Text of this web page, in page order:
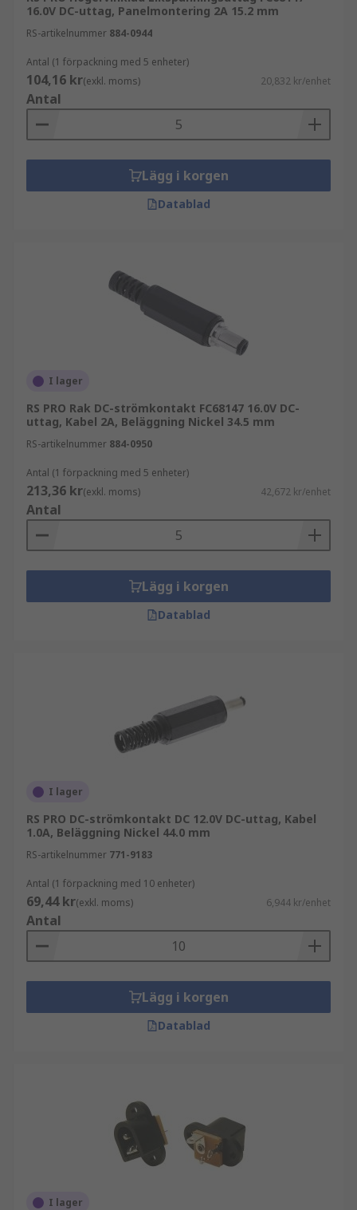
16.0V DC-uttag, Panelmontering 2A 15.2 mm
RS-artikelnummer 884-0944
Antal (1 förpackning med 5 enheter)
104,16 kr(exkl. moms) 20,832 kr/enhet
Antal
Lägg i korgen
Datablad
I lager
RS PRO Rak DC-strömkontakt FC68147 16.0V DC-
uttag, Kabel 2A, Beläggning Nickel 34.5 mm
RS-artikelnummer 884-0950
Antal (1 förpackning med 5 enheter)
213,36 kr(exkl. moms) 42,672 kr/enhet
Antal
Lägg i korgen
Datablad
I lager
RS PRO DC-strömkontakt DC 12.0V DC-uttag, Kabel
1.0A, Beläggning Nickel 44.0 mm
RS-artikelnummer 771-9183
Antal (1 förpackning med 10 enheter)
69,44 kr(exkl. moms) 6,944 kr/enhet
Antal
Lägg i korgen
Datablad
I lager